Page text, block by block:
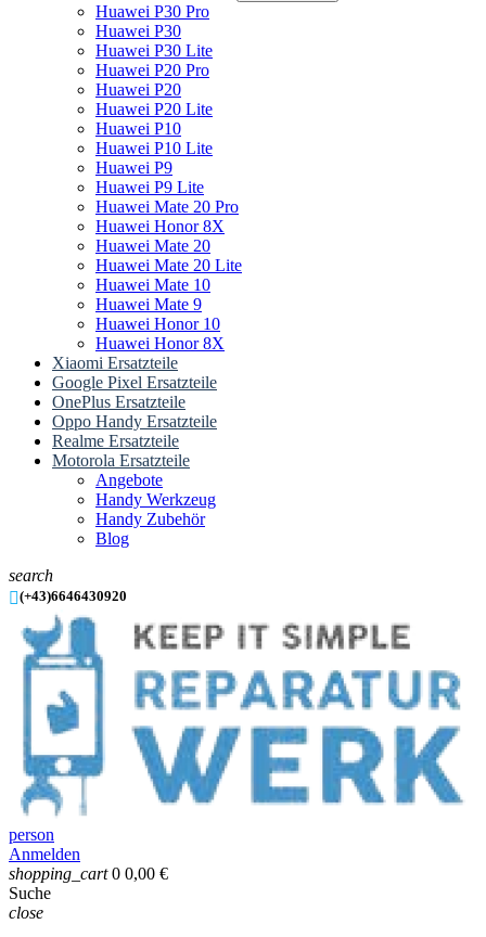
Huawei P30 Pro
Huawei P30
Huawei P30 Lite
Huawei P20 Pro
Huawei P20
Huawei P20 Lite
Huawei P10
Huawei P10 Lite
Huawei P9
Huawei P9 Lite
Huawei Mate 20 Pro
Huawei Honor 8X
Huawei Mate 20
Huawei Mate 20 Lite
Huawei Mate 10
Huawei Mate 9
Huawei Honor 10
Huawei Honor 8X
Xiaomi Ersatzteile
Google Pixel Ersatzteile
OnePlus Ersatzteile
Oppo Handy Ersatzteile
Realme Ersatzteile
Motorola Ersatzteile
Angebote
Handy Werkzeug
Handy Zubehör
Blog
search
(+43)6646430920
person
Anmelden
shopping_cart 0 0,00 €
Suche
close